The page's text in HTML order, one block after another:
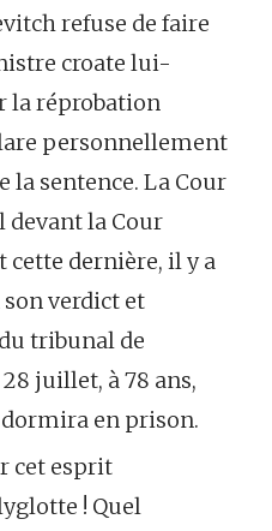
refuse de faire
croate lui-
la réprobation
personnellement
la sentence. La Cour
devant la Cour
cette dernière, il y a
verdict et
tribunal de
juillet, à 78 ans,
en prison.
cet esprit
! Quel